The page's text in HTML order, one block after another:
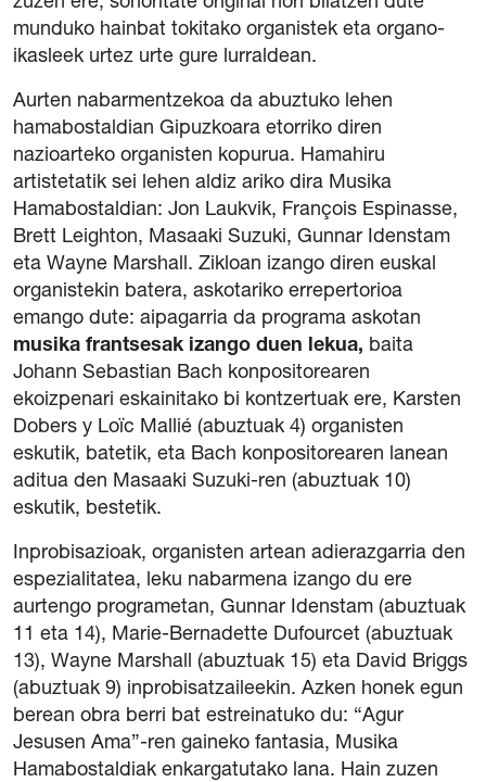
munduko hainbat tokitako organistek eta organo-
ikasleek urtez urte gure lurraldean.
Aurten nabarmentzekoa da abuztuko lehen
hamabostaldian Gipuzkoara etorriko diren
nazioarteko organisten kopurua. Hamahiru
artistetatik sei lehen aldiz ariko dira Musika
Hamabostaldian: Jon Laukvik, François Espinasse,
Brett Leighton, Masaaki Suzuki, Gunnar Idenstam
eta Wayne Marshall. Zikloan izango diren euskal
organistekin batera, askotariko errepertorioa
emango dute: aipagarria da programa askotan
musika frantsesak izango duen lekua, baita
Johann Sebastian Bach konpositorearen
ekoizpenari eskainitako bi kontzertuak ere, Karsten
Dobers y Loïc Mallié (abuztuak 4) organisten
eskutik, batetik, eta Bach konpositorearen lanean
aditua den Masaaki Suzuki-ren (abuztuak 10)
eskutik, bestetik.
Inprobisazioak, organisten artean adierazgarria den
espezialitatea, leku nabarmena izango du ere
aurtengo programetan, Gunnar Idenstam (abuztuak
11 eta 14), Marie-Bernadette Dufourcet (abuztuak
13), Wayne Marshall (abuztuak 15) eta David Briggs
(abuztuak 9) inprobisatzaileekin. Azken honek egun
berean obra berri bat estreinatuko du: “Agur
Jesusen Ama”-ren gaineko fantasia, Musika
Hamabostaldiak enkargatutako lana. Hain zuzen